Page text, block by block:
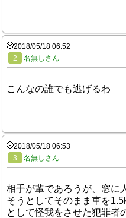
2018/05/18 06:52
2
名無しさん
こんなの誰でも逃げるわ
2018/05/18 06:53
3
名無しさん
相手が輩であろうが、窓に
そうとしてそのまま車を
として怪我をさせた犯罪者